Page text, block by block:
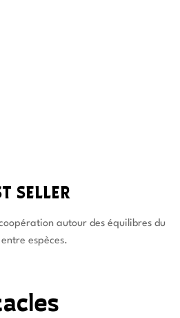
SELLER
autour des équilibres du
espèces.